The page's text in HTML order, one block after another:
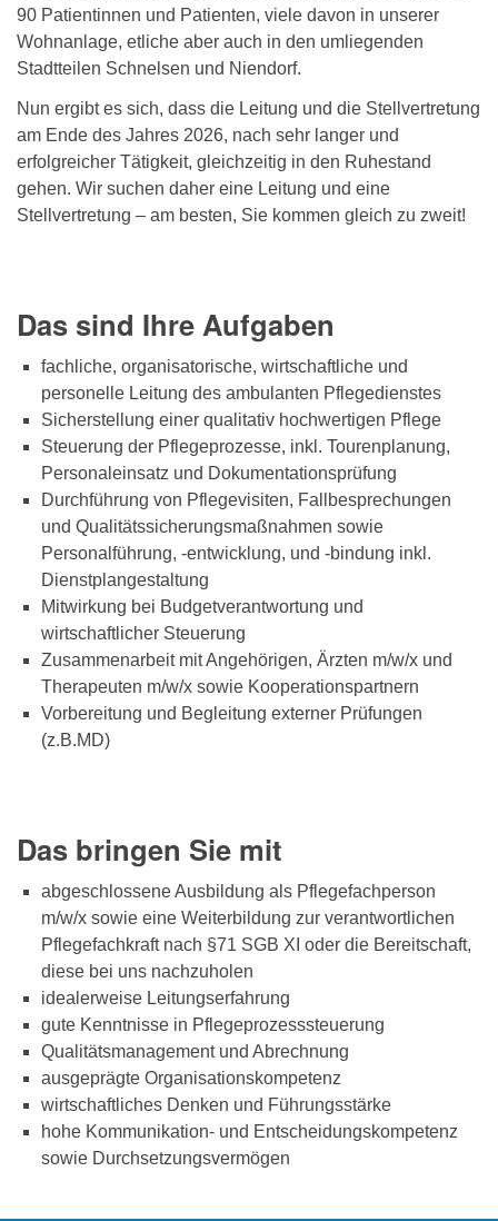
90 Patientinnen und Patienten, viele davon in unserer
Wohnanlage, etliche aber auch in den umliegenden
Stadtteilen Schnelsen und Niendorf.
Nun ergibt es sich, dass die Leitung und die Stellvertretung
am Ende des Jahres 2026, nach sehr langer und
erfolgreicher Tätigkeit, gleichzeitig in den Ruhestand
gehen. Wir suchen daher eine Leitung und eine
Stellvertretung – am besten, Sie kommen gleich zu zweit!
Das sind Ihre Aufgaben
fachliche, organisatorische, wirtschaftliche und
personelle Leitung des ambulanten Pflegedienstes
Sicherstellung einer qualitativ hochwertigen Pflege
Steuerung der Pflegeprozesse, inkl. Tourenplanung,
Personaleinsatz und Dokumentationsprüfung
Durchführung von Pflegevisiten, Fallbesprechungen
und Qualitätssicherungsmaßnahmen sowie
Personalführung, -entwicklung, und -bindung inkl.
Dienstplangestaltung
Mitwirkung bei Budgetverantwortung und
wirtschaftlicher Steuerung
Zusammenarbeit mit Angehörigen, Ärzten m/w/x und
Therapeuten m/w/x sowie Kooperationspartnern
Vorbereitung und Begleitung externer Prüfungen
(z.B.MD)
Das bringen Sie mit
abgeschlossene Ausbildung als Pflegefachperson
m/w/x sowie eine Weiterbildung zur verantwortlichen
Pflegefachkraft nach §71 SGB XI oder die Bereitschaft,
diese bei uns nachzuholen
idealerweise Leitungserfahrung
gute Kenntnisse in Pflegeprozesssteuerung
Qualitätsmanagement und Abrechnung
ausgeprägte Organisationskompetenz
wirtschaftliches Denken und Führungsstärke
hohe Kommunikation- und Entscheidungskompetenz
sowie Durchsetzungsvermögen